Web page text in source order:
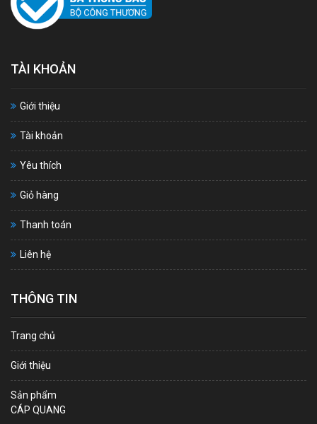
TÀI KHOẢN
Giới thiệu
Tài khoản
Yêu thích
Giỏ hàng
Thanh toán
Liên hệ
THÔNG TIN
Trang chủ
Giới thiệu
Sản phẩm
CÁP QUANG